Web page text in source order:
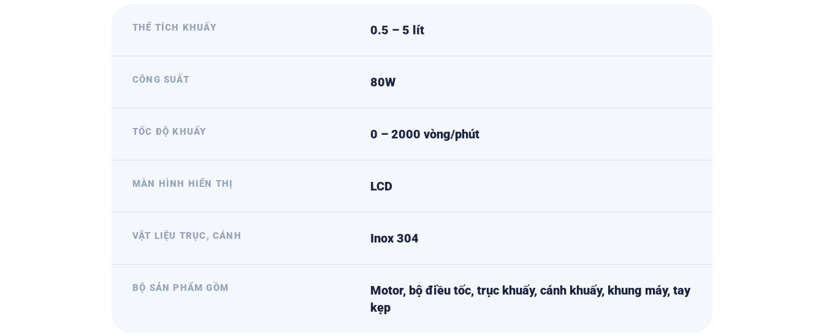
THỂ TÍCH KHUẤY 0.5 – 5 lít
CÔNG SUẤT 80W
TỐC ĐỘ KHUẤY 0 – 2000 vòng/phút
MÀN HÌNH HIỂN THỊ LCD
VẬT LIỆU TRỤC, CÁNH Inox 304
BỘ SẢN PHẨM GỒM
Motor, bộ điều tốc, trục khuấy, cánh khuấy, khung máy, tay
kẹp